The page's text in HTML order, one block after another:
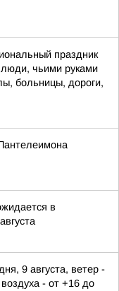
праздник
чьими руками
больницы, дороги,
в
9 августа, ветер -
- от +16 до